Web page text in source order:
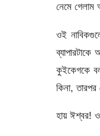
নেমে
ওই
কুইকেগকে
কিনা,
হায় ঈশ্বর!